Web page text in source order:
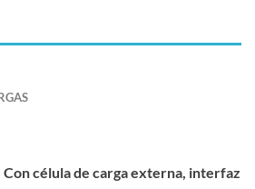
célula de carga externa, interfaz